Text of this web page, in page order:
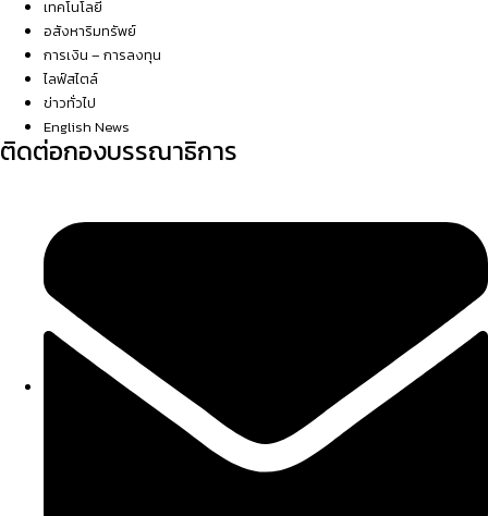
เทคโนโลยี
อสังหาริมทรัพย์
การเงิน – การลงทุน
ไลฟ์สไตล์
ข่าวทั่วไป
English News
ติดต่อกองบรรณาธิการ